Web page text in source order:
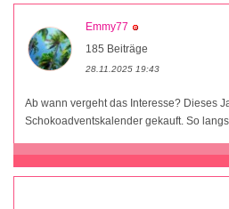
Emmy77
185 Beiträge
28.11.2025 19:43
Ab wann vergeht das Interesse? Dieses
Schokoadventskalender gekauft. So